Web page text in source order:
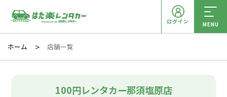
ログイン MENU
ホーム 店舗一覧
100円レンタカー那須塩原店